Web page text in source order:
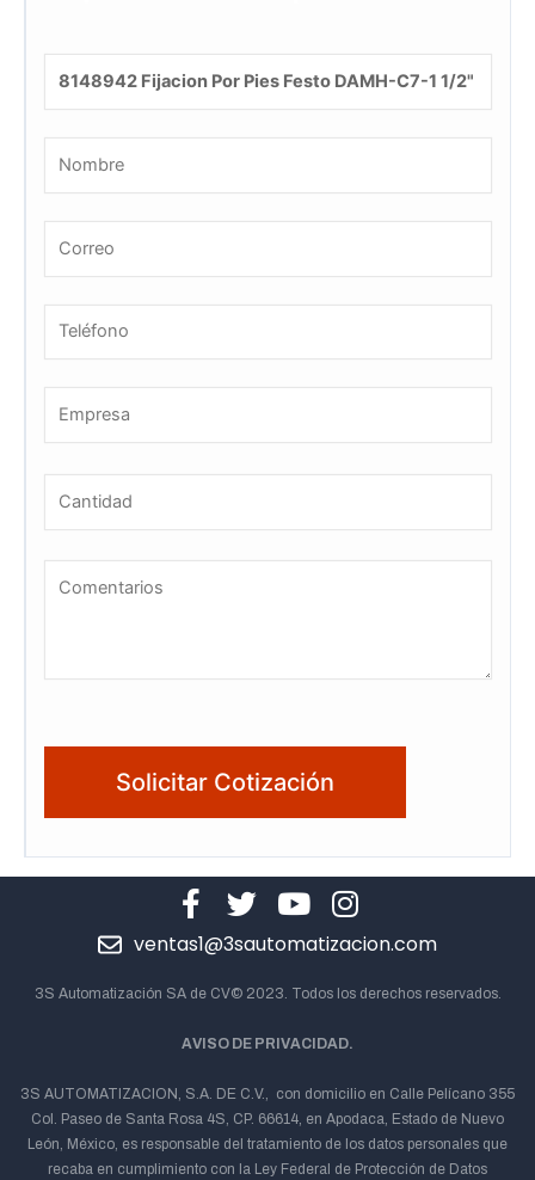
ventas1@3sautomatizacion.com
3S Automatización SA de CV© 2023. Todos los derechos reservados.
AVISO DE PRIVACIDAD.
3S AUTOMATIZACION, S.A. DE C.V., con domicilio en Calle Pelícano 355
Col. Paseo de Santa Rosa 4S, CP. 66614, en Apodaca, Estado de Nuevo
León, México, es responsable del tratamiento de los datos personales que
recaba en cumplimiento con la Ley Federal de Protección de Datos